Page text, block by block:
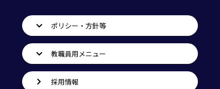
ポリシー・方針等
教職員用メニュー
採用情報